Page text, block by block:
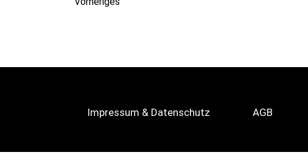
Impressum & Datenschutz AGB